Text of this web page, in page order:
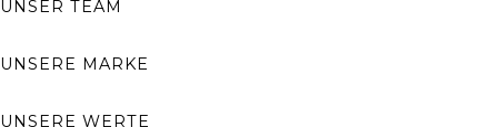
UNSER TEAM
UNSERE MARKE
UNSERE WERTE